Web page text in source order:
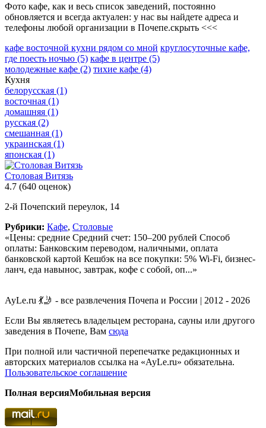
Фото кафе, как и весь список заведений, постоянно
обновляется и всегда актуален: у нас вы найдете адреса и
телефоны любой организации в Почепе.скрыть <<<
кафе восточной кухни рядом со мной круглосуточные кафе,
где поесть ночью (5) кафе в центре (5)
молодежные кафе (2) тихие кафе (4)
Кухня
белорусская (1)
восточная (1)
домашняя (1)
русская (2)
смешанная (1)
украинская (1)
японская (1)
Столовая Витязь
4.7 (640 оценок)
2-й Почепский переулок, 14
Рубрики: Кафе, Столовые
«Цены: средние Средний счет: 150–200 рублей Способ
оплаты: Банковским переводом, наличными, оплата
банковской картой Кешбэк на все покупки: 5% Wi-Fi, бизнес-
ланч, еда навынос, завтрак, кофе с собой, оп...»
AyLe.ru 💃🤳 - все развлечения Почепа и России | 2012 - 2026
Если Вы являетесь владельцем ресторана, сауны или другого
заведения в Почепе, Вам сюда
При полной или частичной перепечатке редакционных и
авторских материалов ссылка на «AyLe.ru» обязательна.
Пользовательское соглашение
Полная версияМобильная версия